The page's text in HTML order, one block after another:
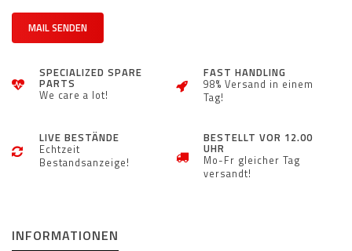
MAIL SENDEN
SPECIALIZED SPARE
PARTS
We care a lot!
FAST HANDLING
98% Versand in einem
Tag!
LIVE BESTÄNDE
Echtzeit
Bestandsanzeige!
BESTELLT VOR 12.00
UHR
Mo-Fr gleicher Tag
versandt!
INFORMATIONEN